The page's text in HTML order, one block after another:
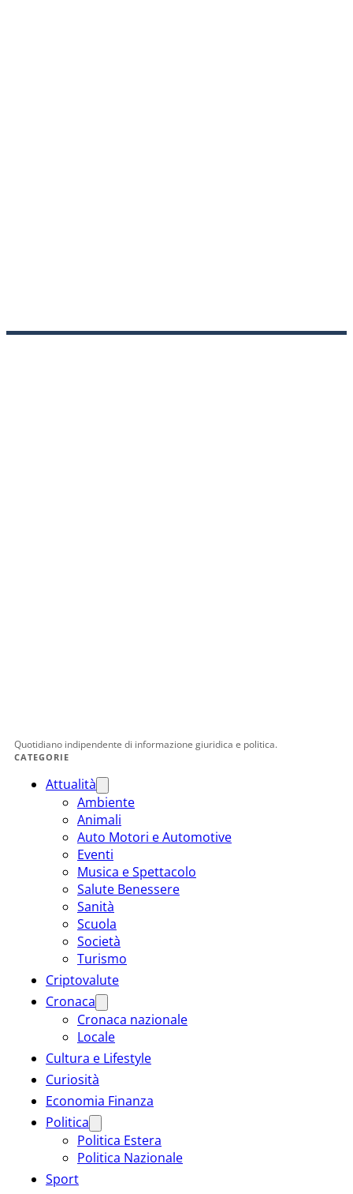
Quotidiano indipendente di informazione giuridica e politica.
CATEGORIE
Attualità
Ambiente
Animali
Auto Motori e Automotive
Eventi
Musica e Spettacolo
Salute Benessere
Sanità
Scuola
Società
Turismo
Criptovalute
Cronaca
Cronaca nazionale
Locale
Cultura e Lifestyle
Curiosità
Economia Finanza
Politica
Politica Estera
Politica Nazionale
Sport